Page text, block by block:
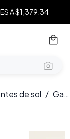
A $1,379.34
de sol / Gafas de sol de acetato negro con forma de mariposa #BS2012-1307